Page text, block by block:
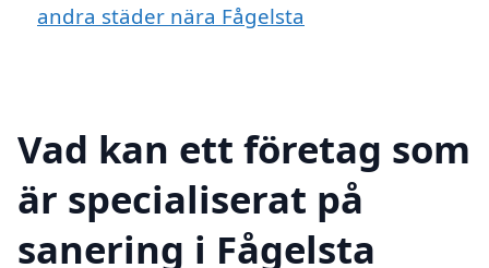
andra städer nära Fågelsta
Vad kan ett företag som
är specialiserat på
sanering i Fågelsta